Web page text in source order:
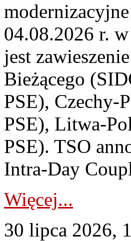
04.08.2026 r.
jest
Bieżącego
PSE), Czechy-
PSE), Litwa-
PSE). TSO
Intra-Day
Więcej...
30 lipca 2026,